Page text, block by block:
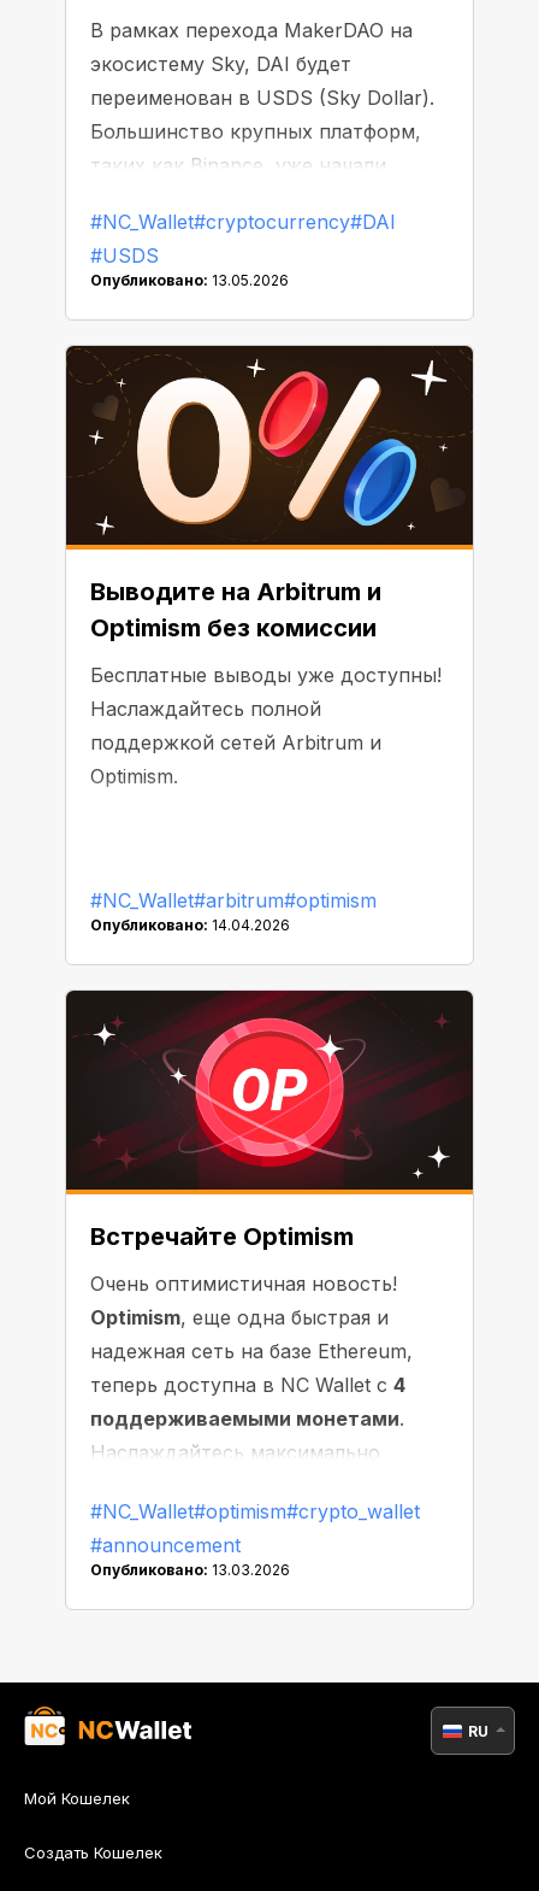
В рамках перехода MakerDAO на
экосистему Sky, DAI будет
переименован в USDS (Sky Dollar).
Большинство крупных платформ,
таких как Binance, уже начали
листинга.
#NC_Wallet#cryptocurrency#DAI
#USDS
Опубликовано: 13.05.2026
Выводите на Arbitrum и
Optimism без комиссии
Бесплатные выводы уже доступны!
Наслаждайтесь полной
поддержкой сетей Arbitrum и
Optimism.
#NC_Wallet#arbitrum#optimism
Опубликовано: 14.04.2026
Встречайте Optimism
Очень оптимистичная новость!
Optimism, еще одна быстрая и
надежная сеть на базе Ethereum,
теперь доступна в NC Wallet с 4
поддерживаемыми монетами.
Наслаждайтесь максимально
транзакциями с минимальным
ожиданием!
#NC_Wallet#optimism#crypto_wallet
#announcement
Опубликовано: 13.03.2026
Мой Кошелек
Создать Кошелек
RU